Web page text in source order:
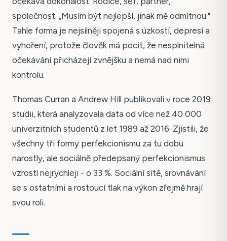
společnost. „Musím být nejlepší, jinak mě odmítnou."
Tahle forma je nejsilněji spojená s úzkostí, depresí a
vyhoření, protože člověk má pocit, že nesplnitelná
očekávání přicházejí zvnějšku a nemá nad nimi
kontrolu.
Thomas Curran a Andrew Hill publikovali v roce 2019
studii, která analyzovala data od více než 40 000
univerzitních studentů z let 1989 až 2016. Zjistili, že
všechny tři formy perfekcionismu za tu dobu
narostly, ale sociálně předepsaný perfekcionismus
vzrostl nejrychleji - o 33 %. Sociální sítě, srovnávání
se s ostatními a rostoucí tlak na výkon zřejmě hrají
svou roli.